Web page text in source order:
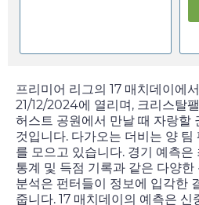
프리미어 리그의 17 매치데이에
21/12/2024에 열리며, 크리스탈
허스트 공원에서 만날 때 자랑할
것입니다. 다가오는 더비는 양 팀
를 모으고 있습니다. 경기 예측은
통계 및 득점 기록과 같은 다양한
분석은 펀터들이 정보에 입각한
줍니다. 17 매치데이의 예측은 신